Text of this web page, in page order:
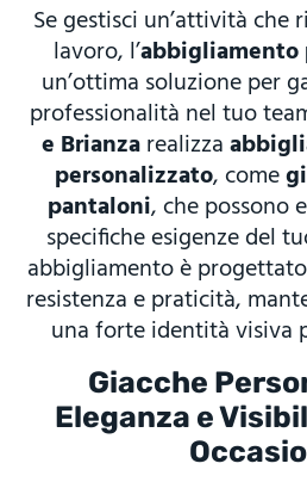
Se gestisci un’attività che
lavoro, l’abbigliamento
un’ottima soluzione per
professionalità nel tuo
e Brianzarealizza
personalizzato, come
pantaloni, che possono
specifiche esigenze del
abbigliamento è
resistenza e praticità,
una forte identità visiva
Giacche
Eleganza e